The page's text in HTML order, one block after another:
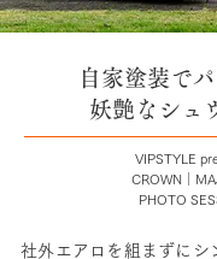
自家塗装で
妖艶なシュ
VIPSTYLE
CROWN｜
PHOTO
社外エアロを組まずにシ